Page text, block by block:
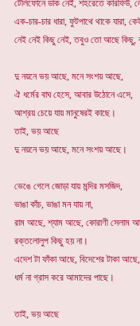
টেলিফোনে ডাক নেই, শহরেতে কারফিউ,
এক-চার-চার ধারা, ফুটপাথে থাকে যারা,
নেই নেই কিছু নেই, তবুও তো আছে কিছু,
দু নয়নে ভয় আছে, মনে সংশয় আছে,
ঐ ধর্মের বাঘ হেসে, আবার উঠোনে এসে,
আশ্রয় চেয়ে যায় মানুষেরই কাছে।
তাই, ভয় আছে
দু নয়নে ভয় আছে, মনে সংশয় আছে।
ভেঙে গেলে জোড়া যায় মন্দির মসজিদ,
ভাঙা কাঁচ, ভাঙা মন যায় না,
রাম আছে, শ্যাম আছে, কোরাণী সেলাম
রক্তলোলুপ কিছু হয় না।
এদেশ টা ফাঁকা আছে, বিদেশের টাকা আছে,
ধর্ম না গ্রাস করে আমাদের পাছে।
তাই, ভয় আছে